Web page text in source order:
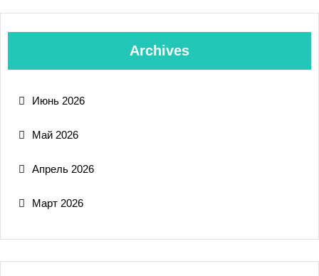
Archives
Июнь 2026
Май 2026
Апрель 2026
Март 2026